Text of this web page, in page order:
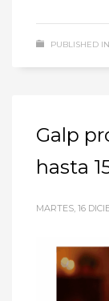
PUBLISHED IN
Galp
hasta
MARTES, 16